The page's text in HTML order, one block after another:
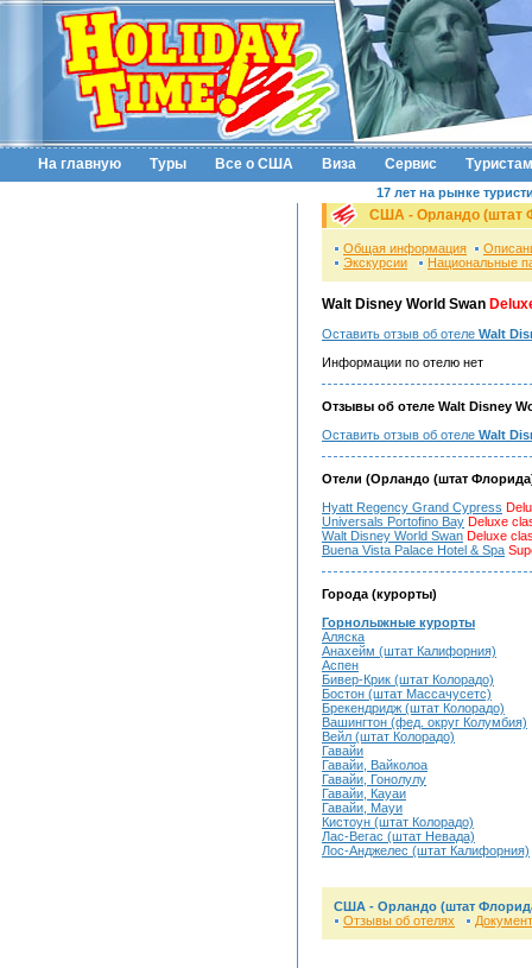
На главную Туры Все о США Виза Сервис Туристам
17 лет на рынке
США - Орландо (штат
Общая информация
Экскурсии
Национальные
Walt Disney World Swan
Оставить отзыв об отеле Walt
Информации по отелю нет
Отзывы об отеле Walt Disney
Оставить отзыв об отеле Walt
Отели (Орландо (штат
Hyatt Regency Grand Cypress
Universals Portofino Bay Deluxe
Walt Disney World Swan Deluxe
Buena Vista Palace Hotel & Spa
Города (курорты)
Горнолыжные курорты
Аляска
Анахейм (штат Калифорния)
Аспен
Бивер-Крик (штат Колорадо)
Бостон (штат Массачусетс)
Брекендридж (штат Колорадо)
Вашингтон (фед. округ Колумбия)
Вейл (штат Колорадо)
Гавайи
Гавайи, Вайколоа
Гавайи, Гонолулу
Гавайи, Кауаи
Гавайи, Мауи
Кистоун (штат Колорадо)
Лас-Вегас (штат Невада)
Лос-Анджелес (штат Калифорния)
США - Орландо (штат
Отзывы об отелях